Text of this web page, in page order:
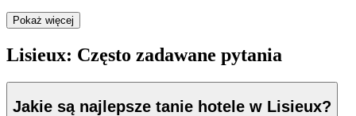
Pokaż więcej
Lisieux: Często zadawane pytania
Jakie są najlepsze tanie hotele w Lisieux?